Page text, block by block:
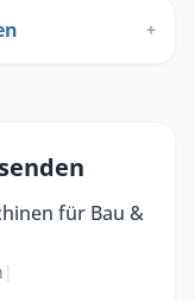
+
für Bau &
|